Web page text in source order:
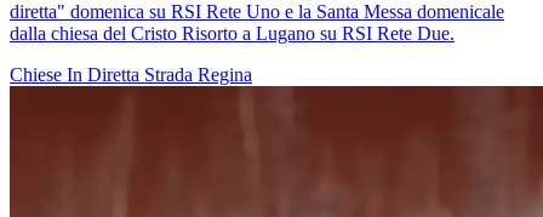
diretta" domenica su RSI Rete Uno e la Santa Messa domenicale
dalla chiesa del Cristo Risorto a Lugano su RSI Rete Due.
Chiese In Diretta Strada Regina